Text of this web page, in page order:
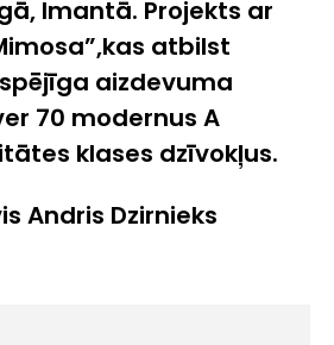
Imantā. Projekts ar
”,kas atbilst
ējīga aizdevuma
70 modernus A
klases dzīvokļus.
Andris Dzirnieks